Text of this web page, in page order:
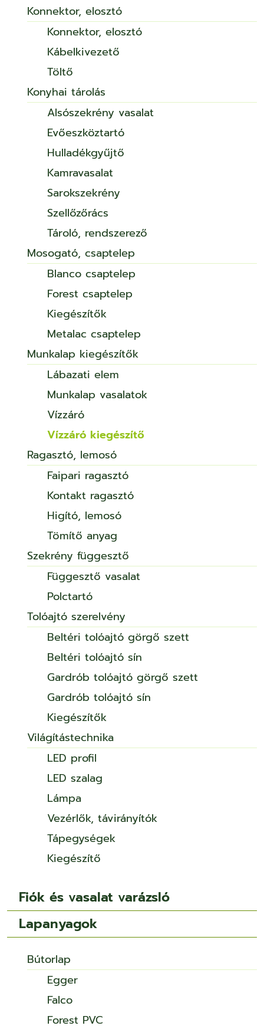
Konnektor, elosztó
Konnektor, elosztó
Kábelkivezető
Töltő
Konyhai tárolás
Alsószekrény vasalat
Evőeszköztartó
Hulladékgyűjtő
Kamravasalat
Sarokszekrény
Szellőzőrács
Tároló, rendszerező
Mosogató, csaptelep
Blanco csaptelep
Forest csaptelep
Kiegészítők
Metalac csaptelep
Munkalap kiegészítők
Lábazati elem
Munkalap vasalatok
Vízzáró
Vízzáró kiegészítő
Ragasztó, lemosó
Faipari ragasztó
Kontakt ragasztó
Higító, lemosó
Tömítő anyag
Szekrény függesztő
Függesztő vasalat
Polctartó
Tolóajtó szerelvény
Beltéri tolóajtó görgő szett
Beltéri tolóajtó sín
Gardrób tolóajtó görgő szett
Gardrób tolóajtó sín
Kiegészítők
Világítástechnika
LED profil
LED szalag
Lámpa
Vezérlők, távirányítók
Tápegységek
Kiegészítő
Fiók és vasalat varázsló
Lapanyagok
Bútorlap
Egger
Falco
Forest PVC